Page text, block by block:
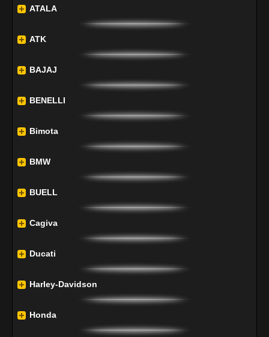
ATALA
ATK
BAJAJ
BENELLI
Bimota
BMW
BUELL
Cagiva
Ducati
Harley-Davidson
Honda